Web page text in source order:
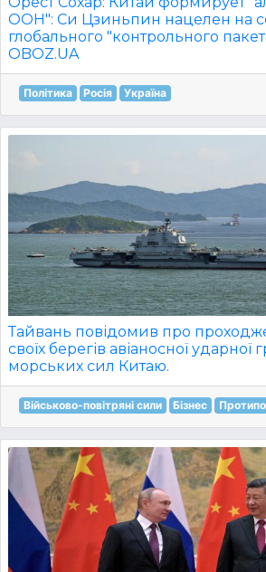
ООН": Си Цзиньпин нацелен на
глобального "контрольного
OBOZ.UA
Політика Росія Україна
Тайвань повідомив про
своїх берегів авіаносної ударної
морських сил Китаю.
Військово-повітряні сили Бізнес